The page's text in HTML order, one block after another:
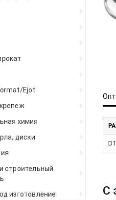
Ejot
химия
диски
строительный
изготовление
С